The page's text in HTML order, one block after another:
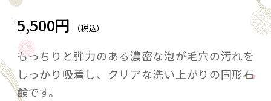
5,500円 （税込）
もっちりと弾力のある濃密な泡が毛穴の汚れを
しっかり吸着し、クリアな洗い上がりの固形石
鹸です。